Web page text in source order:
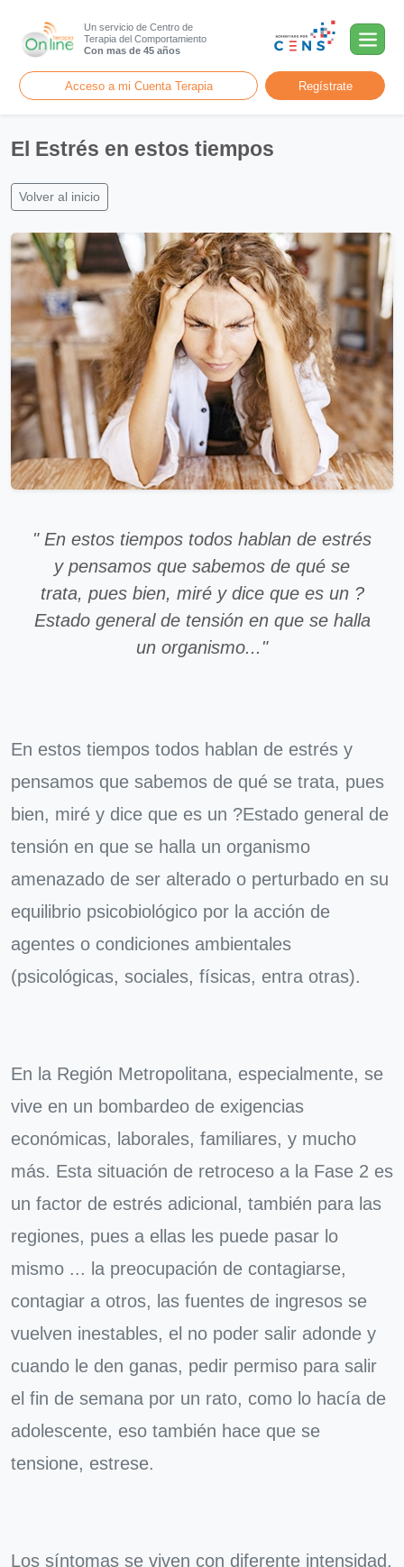
Un servicio de Centro de
Terapia del Comportamiento
Con mas de 45 años
Acceso a mi Cuenta Terapia Regístrate
El Estrés en estos tiempos
Volver al inicio
" En estos tiempos todos hablan de estrés
y pensamos que sabemos de qué se
trata, pues bien, miré y dice que es un ?
Estado general de tensión en que se halla
un organismo..."
En estos tiempos todos hablan de estrés y
pensamos que sabemos de qué se trata, pues
bien, miré y dice que es un ?Estado general de
tensión en que se halla un organismo
amenazado de ser alterado o perturbado en su
equilibrio psicobiológico por la acción de
agentes o condiciones ambientales
(psicológicas, sociales, físicas, entra otras).
En la Región Metropolitana, especialmente, se
vive en un bombardeo de exigencias
económicas, laborales, familiares, y mucho
más. Esta situación de retroceso a la Fase 2 es
un factor de estrés adicional, también para las
regiones, pues a ellas les puede pasar lo
mismo ... la preocupación de contagiarse,
contagiar a otros, las fuentes de ingresos se
vuelven inestables, el no poder salir adonde y
cuando le den ganas, pedir permiso para salir
el fin de semana por un rato, como lo hacía de
adolescente, eso también hace que se
tensione, estrese.
Los síntomas se viven con diferente intensidad.